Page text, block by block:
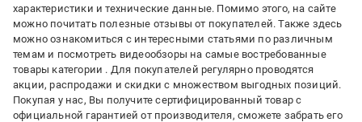
характеристики и технические данные. Помимо этого, на сайте
можно почитать полезные отзывы от покупателей. Также здесь
можно ознакомиться с интересными статьями по различным
темам и посмотреть видеообзоры на самые востребованные
товары категории . Для покупателей регулярно проводятся
акции, распродажи и скидки с множеством выгодных позиций.
Покупая у нас, Вы получите сертифицированный товар с
официальной гарантией от производителя, сможете забрать его